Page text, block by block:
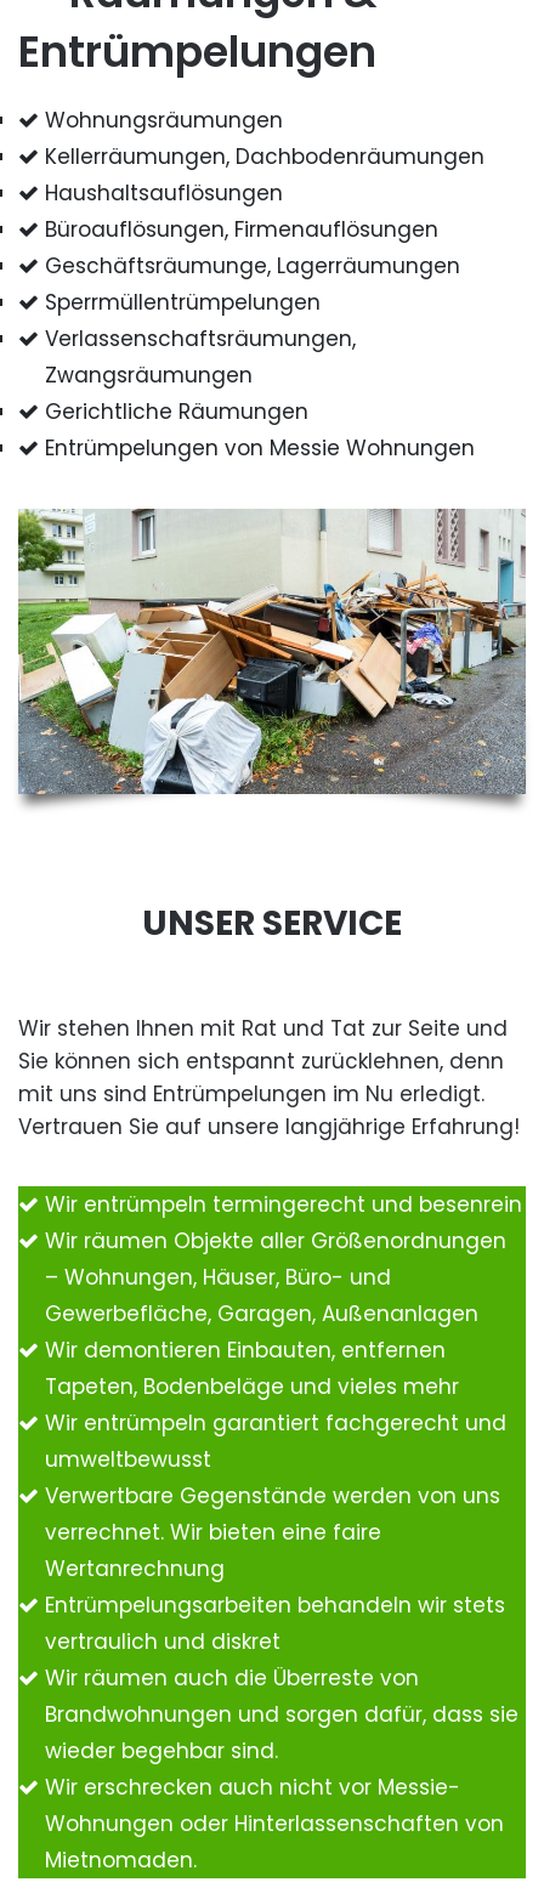
Entrümpelungen
Wohnungsräumungen
Kellerräumungen, Dachbodenräumungen
Haushaltsauflösungen
Büroauflösungen, Firmenauflösungen
Geschäftsräumunge, Lagerräumungen
Sperrmüllentrümpelungen
Verlassenschaftsräumungen,
Zwangsräumungen
Gerichtliche Räumungen
Entrümpelungen von Messie Wohnungen
UNSER SERVICE
Wir stehen Ihnen mit Rat und Tat zur Seite und
Sie können sich entspannt zurücklehnen, denn
mit uns sind Entrümpelungen im Nu erledigt.
Vertrauen Sie auf unsere langjährige Erfahrung!
Wir entrümpeln termingerecht und besenrein
Wir räumen Objekte aller Größenordnungen
– Wohnungen, Häuser, Büro- und
Gewerbefläche, Garagen, Außenanlagen
Wir demontieren Einbauten, entfernen
Tapeten, Bodenbeläge und vieles mehr
Wir entrümpeln garantiert fachgerecht und
umweltbewusst
Verwertbare Gegenstände werden von uns
verrechnet. Wir bieten eine faire
Wertanrechnung
Entrümpelungsarbeiten behandeln wir stets
vertraulich und diskret
Wir räumen auch die Überreste von
Brandwohnungen und sorgen dafür, dass sie
wieder begehbar sind.
Wir erschrecken auch nicht vor Messie-
Wohnungen oder Hinterlassenschaften von
Mietnomaden.